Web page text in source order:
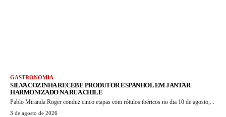
GASTRONOMIA
SILVA COZINHA RECEBE PRODUTOR ESPANHOL EM JANTAR
HARMONIZADO NA RUA CHILE
Pablo Miranda Roger conduz cinco etapas com rótulos ibéricos no dia 10 de agosto,...
3 de agosto de 2026